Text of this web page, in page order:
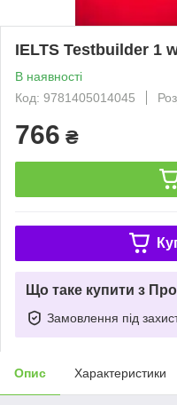
IELTS Testbuilder 1
В наявності
Код: 9781405014045
766 ₴
Що таке купити з
Замовлення під
Опис Характеристики